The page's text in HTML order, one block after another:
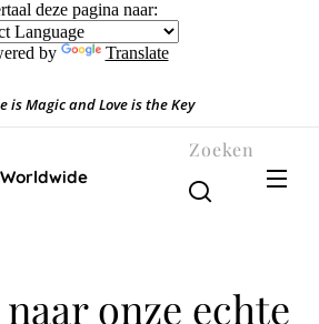
deze pagina naar:
by Translate
is Magic and Love is the Key❤️
Zoeken
onze echte